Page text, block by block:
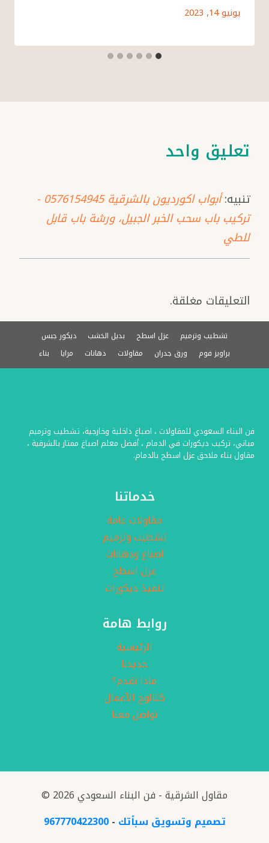
يونيو 14, 2023
تعليق واحد
تنبيه:
أبواب اكورديون بالشرقية 0576154945 -
تركيب باب سحب الخبر الجبيل، ورشة باب قابل
للطي
التعليقات مغلقة.
تشطيب وترميم عزل اسطح بديل الخشب
ديكور جبس
براويز فوم
ورق جدران مقاولات دهانات مرايا بناء
فن البناء السعودي للمقاولات ، اصباغ داخلية وخارجية، تشطيب وترميم
مباني، تركيب ديكورات في الدمام ، أفضل معلم اصباغ ممتاز بالشرقية ،
مقاول بناء ملاحق عزل اسطح بالدمام.
خدماتنا
مقاولات عامة
تشطيب وترميم
اصباغ ودهانات
عزل اسطح
تنفيذ ديكورات
روابط هامة
الرئيسية
جديدنا
ماذا نقدم؟
كتالوج الأعمال
تواصل معنا
© 2026 مقاول الشرقية - فن البناء السعودي
تصميم وتسويق سبأتك -
967770422300